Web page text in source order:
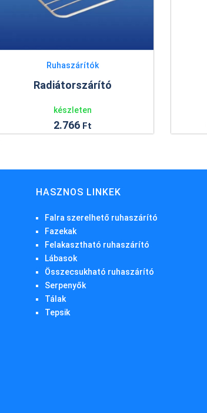
Ruhaszárítók
Radiátorszárító
készleten
2.766 Ft
HASZNOS LINKEK
Falra szerelhető ruhaszárító
Fazekak
Felakasztható ruhaszárító
Lábasok
Összecsukható ruhaszárító
Serpenyők
Tálak
Tepsik